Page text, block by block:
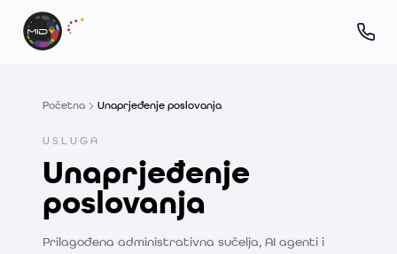
Početna Unaprjeđenje poslovanja
USLUGA
Unaprjeđenje
poslovanja
Prilagođena administrativna sučelja, AI agenti i